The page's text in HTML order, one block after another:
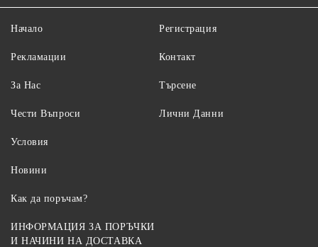
Начало
Рекламации
За Нас
Чести Въпроси
Регистрация
Контакт
Търсене
Лични Данни
Условия
Новини
Как да поръчам?
ИНФОРМАЦИЯ ЗА ПОРЪЧКИ
И НАЧИНИ НА ДОСТАВКА